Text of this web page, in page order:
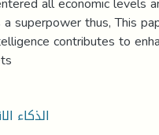
superpower thus, This
contributes to
الذكاء